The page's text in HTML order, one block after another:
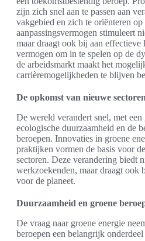
zijn zich snel aan te passen aan
vakgebied en zich te oriënteren
aanpassingsvermogen stimuleert
maar draagt ook bij aan
vermogen om in te spelen op de
de arbeidsmarkt maakt het
carrièremogelijkheden te blijven
De opkomst van nieuwe sectoren
De wereld verandert snel, met
ecologische duurzaamheid en de
beroepen. Innovaties in groene
praktijken vormen de basis voor
sectoren. Deze verandering biedt
werkzoekenden, maar draagt ook
voor de planeet.
Duurzaamheid en groene
De vraag naar groene energie
beroepen een belangrijk